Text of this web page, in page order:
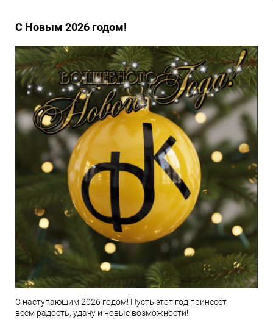
С Новым 2026 годом!
С наступающим 2026 годом! Пусть этот год принесёт
всем радость, удачу и новые возможности!